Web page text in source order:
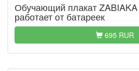
Обучающий плакат ZABIAKA
работает от батареек
695 RUR